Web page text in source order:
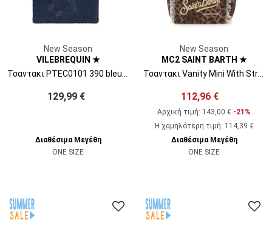
New Season
VILEBREQUIN ★
129,99 €
Διαθέσιμα Μεγέθη
ONE SIZE
New Season
MC2 SAINT BARTH ★
112,96 €
Αρχική τιμή: 143,00 € -21%
Η χαμηλότερη τιμή: 114,39 €
Διαθέσιμα Μεγέθη
ONE SIZE